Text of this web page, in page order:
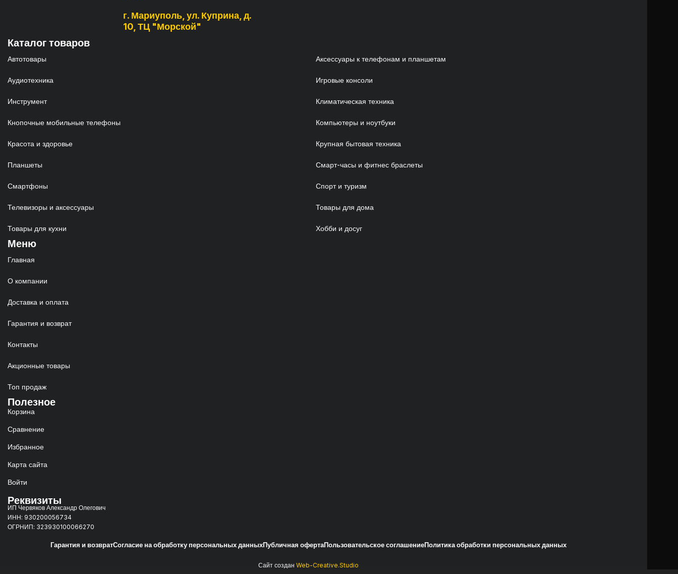
г. Мариуполь, ул. Куприна, д.
10, ТЦ "Морской"
Каталог товаров
Автотовары Аксессуары к телефонам и планшетам
Аудиотехника Игровые консоли
Инструмент Климатическая техника
Кнопочные мобильные телефоны Компьютеры и ноутбуки
Красота и здоровье Крупная бытовая техника
Планшеты Смарт-часы и фитнес браслеты
Смартфоны Спорт и туризм
Телевизоры и аксессуары Товары для дома
Товары для кухни Хобби и досуг
Меню
Главная
О компании
Доставка и оплата
Гарантия и возврат
Контакты
Акционные товары
Топ продаж
Полезное
Корзина
Сравнение
Избранное
Карта сайта
Войти
Реквизиты
ИП Червяков Александр Олегович
ИНН: 930200056734
ОГРНИП: 323930100066270
Гарантия и возвратСогласие на обработку персональных данныхПубличная офертаПользовательское соглашениеПолитика обработки персональных данных
Сайт создан Web-Creative.Studio